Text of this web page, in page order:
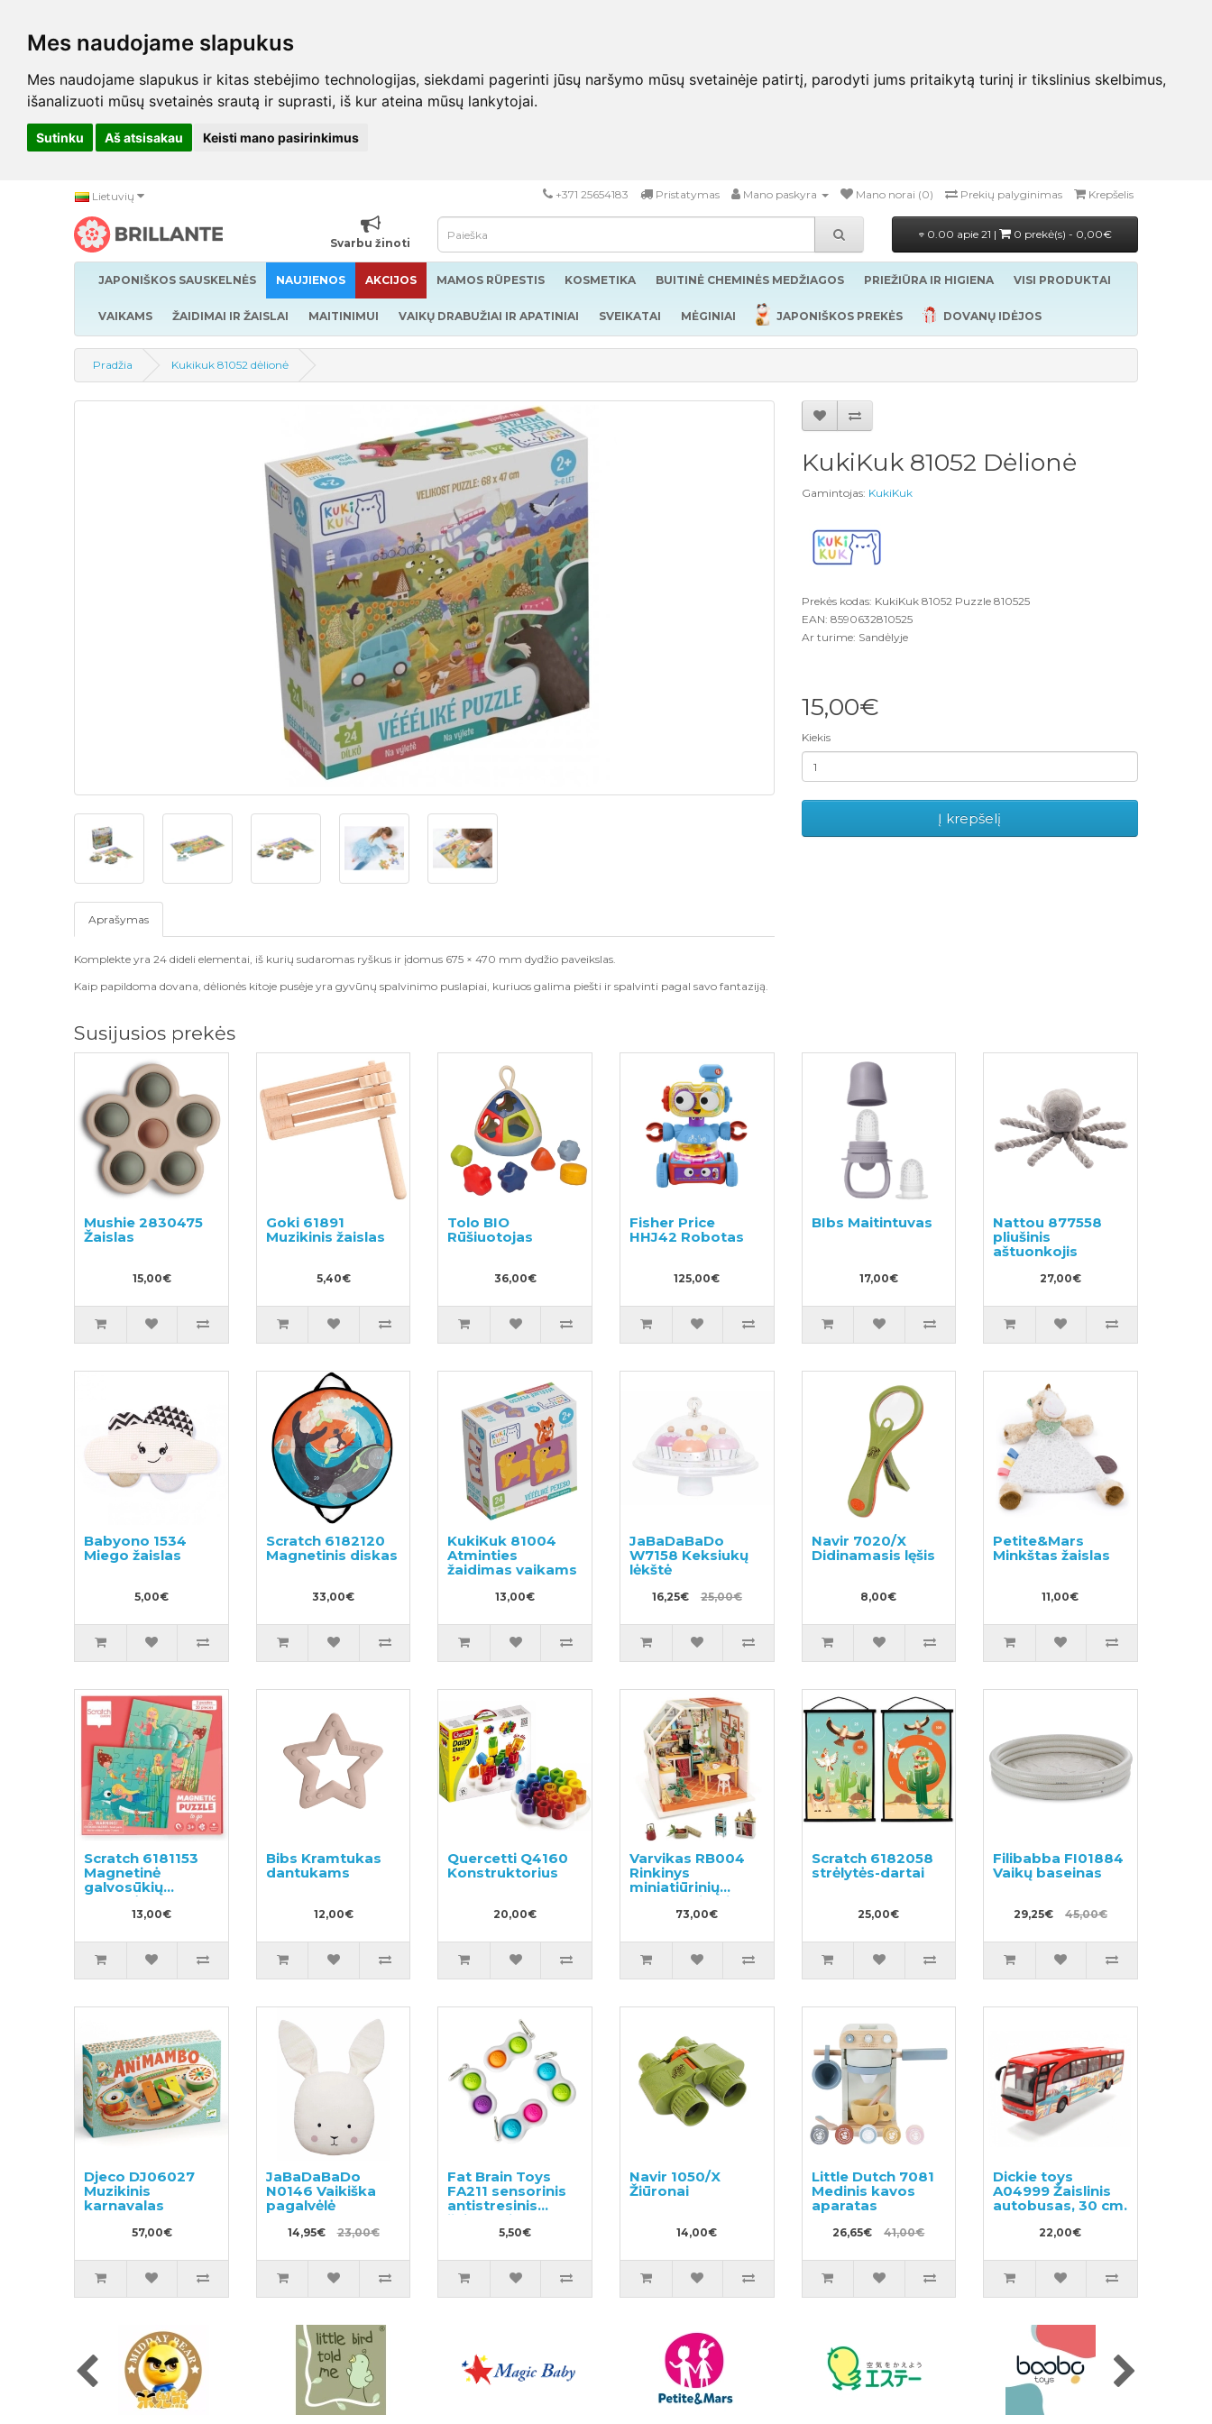
Mes naudojame slapukus
Mes naudojame slapukus ir kitas stebėjimo technologijas, siekdami pagerinti jūsų naršymo mūsų svetainėje patirtį, parodyti jums pritaikytą turinį ir tikslinius skelbimus,
išanalizuoti mūsų svetainės srautą ir suprasti, iš kur ateina mūsų lankytojai.
Sutinku Aš atsisakau Keisti mano pasirinkimus
Lietuvių +371 25654183 Pristatymas Mano paskyra Mano norai (0) Prekių palyginimas Krepšelis
Svarbu žinoti
0.00 apie 21 | 0 prekė(s) - 0,00€
JAPONIŠKOS SAUSKELNĖS NAUJIENOS AKCIJOS MAMOS RŪPESTIS KOSMETIKA BUITINĖ CHEMINĖS MEDŽIAGOS PRIEŽIŪRA IR HIGIENA VISI PRODUKTAI
VAIKAMS ŽAIDIMAI IR ŽAISLAI MAITINIMUI VAIKŲ DRABUŽIAI IR APATINIAI SVEIKATAI MĖGINIAI JAPONIŠKOS PREKĖS DOVANŲ IDĖJOS
Pradžia Kukikuk 81052 dėlionė
Aprašymas
Komplekte yra 24 dideli elementai, iš kurių sudaromas ryškus ir įdomus 675 × 470 mm dydžio paveikslas.
Kaip papildoma dovana, dėlionės kitoje pusėje yra gyvūnų spalvinimo puslapiai, kuriuos galima piešti ir spalvinti pagal savo fantaziją.
KukiKuk 81052 Dėlionė
Gamintojas: KukiKuk
Prekės kodas: KukiKuk 81052 Puzzle 810525
EAN: 8590632810525
Ar turime: Sandėlyje
15,00€
Kiekis
Į krepšelį
Susijusios prekės
Mushie 2830475
Žaislas
15,00€
Goki 61891
Muzikinis žaislas
5,40€
Tolo BIO
Rūšiuotojas
36,00€
Fisher Price
HHJ42 Robotas
125,00€
BIbs Maitintuvas
17,00€
Nattou 877558
pliušinis
aštuonkojis
27,00€
Babyono 1534
Miego žaislas
5,00€
Scratch 6182120
Magnetinis diskas
33,00€
KukiKuk 81004
Atminties
žaidimas vaikams
13,00€
JaBaDaBaDo
W7158 Keksiukų
lėkštė
16,25€ 25,00€
Navir 7020/X
Didinamasis lęšis
8,00€
Petite&Mars
Minkštas žaislas
11,00€
Scratch 6181153
Magnetinė
galvosūkių
knygelė
13,00€
Bibs Kramtukas
dantukams
12,00€
Quercetti Q4160
Konstruktorius
20,00€
Varvikas RB004
Rinkinys
miniatiūrinių
namų kūrimui
73,00€
Scratch 6182058
strėlytės-dartai
25,00€
Filibabba FI01884
Vaikų baseinas
29,25€ 45,00€
Djeco DJ06027
Muzikinis
karnavalas
57,00€
JaBaDaBaDo
N0146 Vaikiška
pagalvėlė
14,95€ 23,00€
Fat Brain Toys
FA211 sensorinis
antistresinis
žaislas Simpl
5,50€
Navir 1050/X
Žiūronai
14,00€
Little Dutch 7081
Medinis kavos
aparatas
26,65€ 41,00€
Dickie toys
A04999 Žaislinis
autobusas, 30 cm.
22,00€